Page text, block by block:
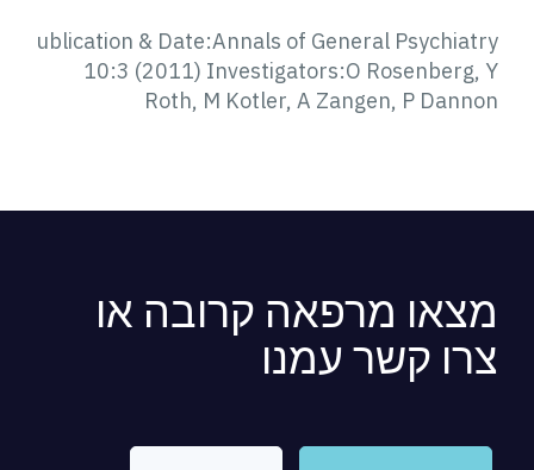
ublication & Date:Annals of General Psychiatry
10:3 (2011) Investigators:O Rosenberg, Y
Roth, M Kotler, A Zangen, P Dannon
מצאו מרפאה קרובה או
צרו קשר עמנו